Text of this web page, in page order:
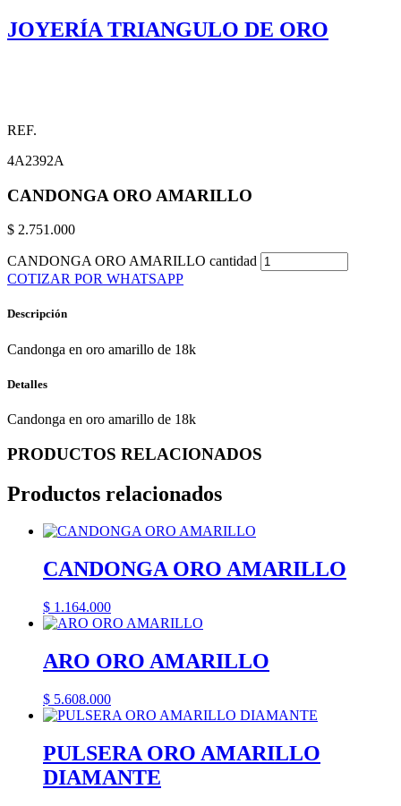
JOYERÍA TRIANGULO DE ORO
REF.
4A2392A
CANDONGA ORO AMARILLO
$ 2.751.000
CANDONGA ORO AMARILLO cantidad
COTIZAR POR WHATSAPP
Descripción
Candonga en oro amarillo de 18k
Detalles
Candonga en oro amarillo de 18k
PRODUCTOS RELACIONADOS
Productos relacionados
CANDONGA ORO AMARILLO
$ 1.164.000
ARO ORO AMARILLO
$ 5.608.000
PULSERA ORO AMARILLO
DIAMANTE